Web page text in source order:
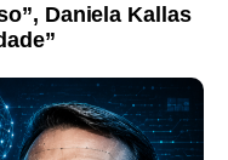
Daniela Kallas